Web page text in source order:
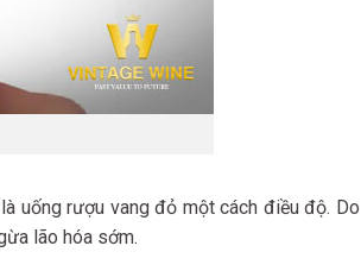
uống rượu vang đỏ một cách điều độ. Do
lão hóa sớm.